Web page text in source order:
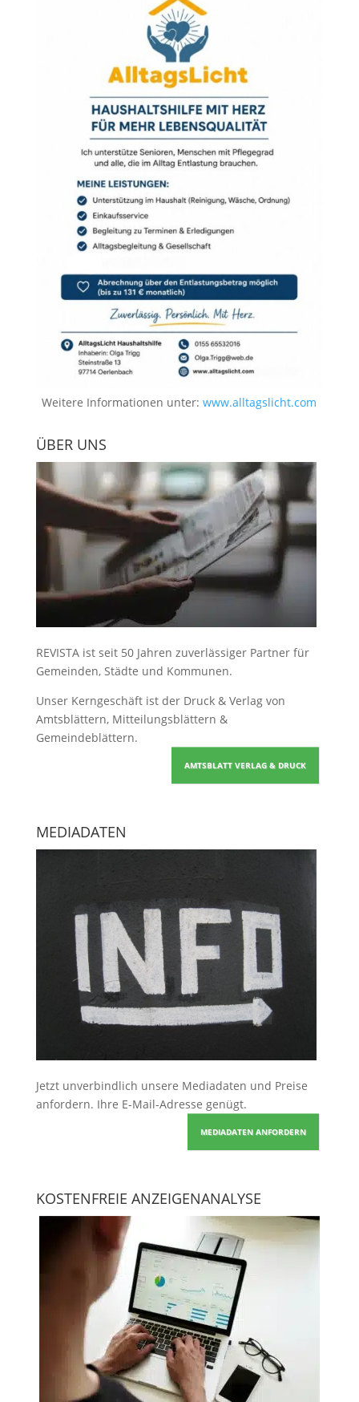
Weitere Informationen unter:www.alltagslicht.com
ÜBER UNS
REVISTA ist seit 50 Jahren zuverlässiger Partner für
Gemeinden, Städte und Kommunen.
Unser Kerngeschäft ist der Druck & Verlag von
Amtsblättern, Mitteilungsblättern &
Gemeindeblättern.
AMTSBLATT VERLAG & DRUCK
MEDIADATEN
Jetzt unverbindlich unsere Mediadaten und Preise
anfordern. Ihre E-Mail-Adresse genügt.
MEDIADATEN ANFORDERN
KOSTENFREIE ANZEIGENANALYSE